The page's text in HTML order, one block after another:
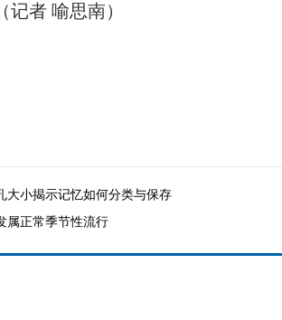
记者 喻思南）
大小揭示记忆如何分类与保存
属正常季节性流行